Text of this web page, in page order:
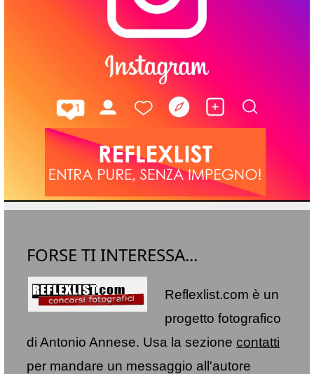
FORSE TI INTERESSA...
Reflexlist.com è un
progetto fotografico
di Antonio Annese. Usa la sezione contatti
per mandare un messaggio all'autore